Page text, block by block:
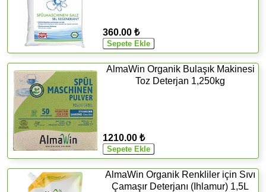
360.00 ₺
AlmaWin Organik Bulaşık Makinesi
Toz Deterjan 1,250kg
1210.00 ₺
AlmaWin Organik Renkliler için Sıvı
Çamaşır Deterjanı (Ihlamur) 1,5L